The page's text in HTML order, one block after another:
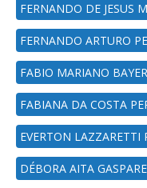
FERNANDO DE JESUS
FERNANDO ARTURO
FABIO MARIANO BAYER
FABIANA DA COSTA
EVERTON LAZZARETTI
DÉBORA AITA